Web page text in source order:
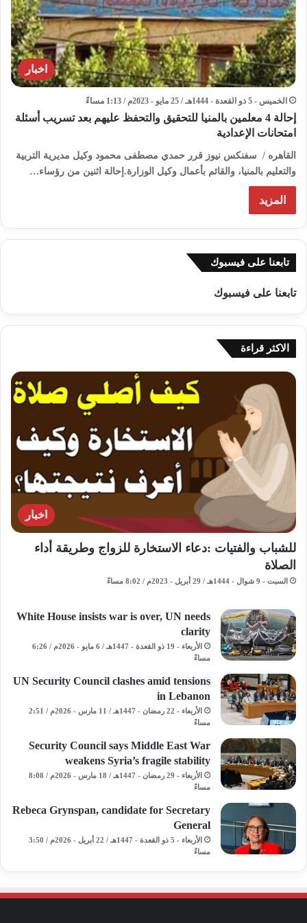
اخبار
الخميس - 5 ذو القعدة - 1444هـ / 25 مايو - 2023م / 1:13 مساءً
إحالة 4 معلمين بالمنيا للتحقيق والتحفظ عليهم بعد تسريب أسئلة
امتحانات الإعدادية
القاهره / سفنكس نيوز قرر حمدي مصطفى محمود وكيل مديرية التربية
والتعليم بالمنيا، والقائم بأعمال وكيل الوزارة.إحالة اثنين من رؤساء…
المزيد
تابعنا على فيسبوك
تابعنا على فيسبوك
الاكثر قراءة
اخبار
للشباب والفتيات :دعاء الاستخارة للزواج وطريقة أداء
الصلاة
السبت - 9 شوال - 1444هـ / 29 أبريل - 2023م / 8:02 مساءً
White House insists war is over, UN needs
clarity
الأربعاء - 19 ذو القعدة - 1447هـ / 6 مايو - 2026م / 6:26
مساءً
UN Security Council clashes amid tensions
in Lebanon
الأربعاء - 22 رمضان - 1447هـ / 11 مارس - 2026م / 2:51
مساءً
Security Council says Middle East War
weakens Syria’s fragile stability
الأربعاء - 29 رمضان - 1447هـ / 18 مارس - 2026م / 8:08
مساءً
Rebeca Grynspan, candidate for Secretary
General
الأربعاء - 5 ذو القعدة - 1447هـ / 22 أبريل - 2026م / 3:50
مساءً